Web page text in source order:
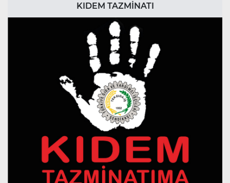
KIDEM TAZMİNATI